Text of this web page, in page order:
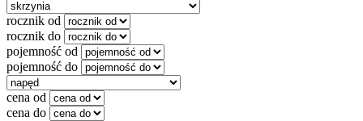
rocznik od
rocznik do
pojemność od
pojemność do
cena od
cena do